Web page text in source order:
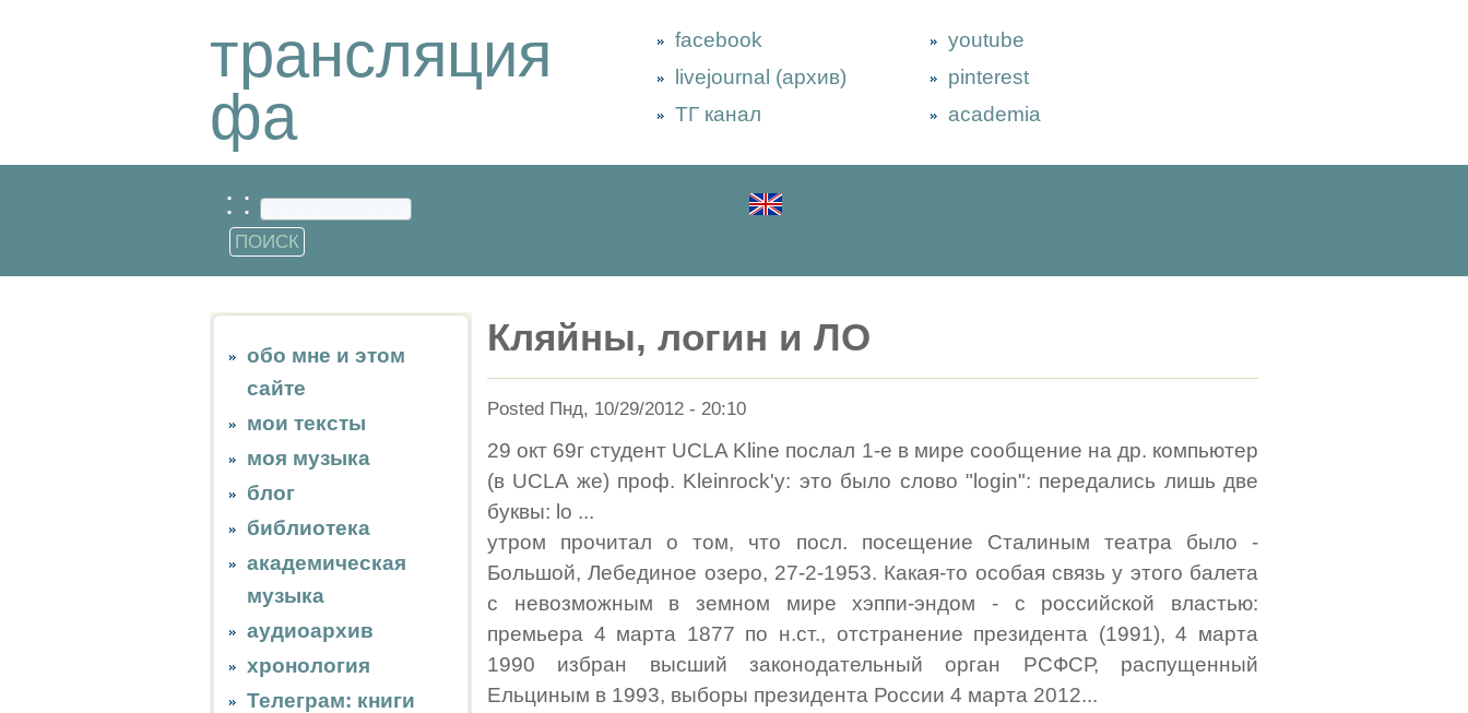
трансляция
фа
facebook
livejournal (архив)
ТГ канал
youtube
pinterest
academia
: :
обо мне и этом
сайте
мои тексты
моя музыка
блог
библиотека
академическая
музыка
аудиоархив
хронология
Телеграм: книги
Кляйны, логин и ЛО
Posted Пнд, 10/29/2012 - 20:10
29 окт 69г студент UCLA Kline послал 1-е в мире сообщение на др. компьютер
(в UCLA же) проф. Kleinrock'у: это было слово "login": передались лишь две
буквы: lo ...
утром прочитал о том, что посл. посещение Сталиным театра было -
Большой, Лебединое озеро, 27-2-1953. Какая-то особая связь у этого балета
с невозможным в земном мире хэппи-эндом - с российской властью:
премьера 4 марта 1877 по н.ст., отстранение президента (1991), 4 марта
1990 избран высший законодательный орган РСФСР, распущенный
Ельциным в 1993, выборы президента России 4 марта 2012...